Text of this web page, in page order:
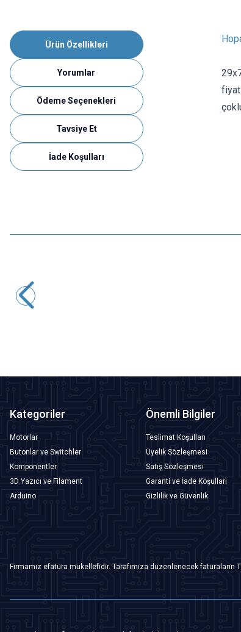
Ürün Özellikleri
Yorumlar
Ödeme Seçenekleri
Tavsiye Et
İade Koşulları
Kategoriler
Motorlar
Butonlar ve Switchler
Komponentler
3D Yazıcı ve Filament
Arduino
Önemli Bilgiler
Teslimat Koşulları
Üyelik Sözleşmesi
Satış Sözleşmesi
Garanti ve İade Koşulları
Gizlilik ve Güvenlik
Firmamız efatura mükellefidir. Tarafımıza düzenlenecek